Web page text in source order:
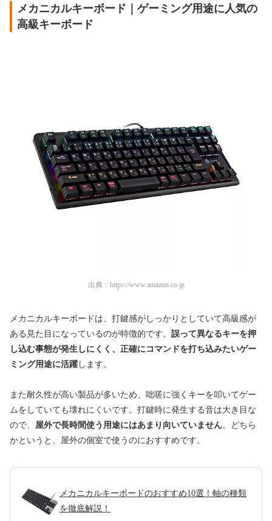
メカニカルキーボード｜ゲーミング用途に人気の
高級キーボード
出典： https://www.amazon.co.jp
メカニカルキーボードは、打鍵感がしっかりとしていて高級感が
ある見た目になっているのが特徴的です。 誤って異なるキーを押
し込む事態が発生しにくく、正確にコマンドを打ち込みたいゲー
ミング用途に活躍 します。
また耐久性が高い製品が多いため、咄嗟に強くキーを叩いてゲー
ムをしていても壊れにくいです。打鍵時に発生する音は大き目な
ので、 屋外で長時間使う用途にはあまり向いていません。どちら
かというと、屋外の個室で使うのにおすすめです。
メカニカルキーボードのおすすめ10選！軸の種類
を徹底解説！